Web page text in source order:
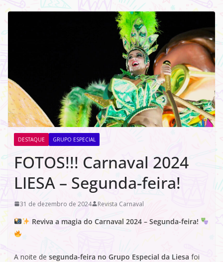
DESTAQUE GRUPO ESPECIAL
FOTOS!!! Carnaval 2024
LIESA – Segunda-feira!
31 de dezembro de 2024 Revista Carnaval
Reviva a magia do Carnaval 2024 – Segunda-feira!
A noite de segunda-feira no Grupo Especial da Liesa foi